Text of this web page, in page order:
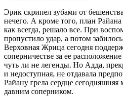
Эрик скрипел зубами от
нечего. А кроме того, план
как всегда, решало все. При
пропустило удар, а потом
Верховная Жрица сегодня
соперничестве за ее
чуть ли не легенды. Но Адда,
и недоступная, не отдавала
Райану грела сердце сегодняшняя
давним соперником.